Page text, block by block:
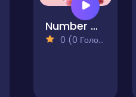
Number Guessing Game. Can You Guess the Right Number?
0 (0 Голосів)